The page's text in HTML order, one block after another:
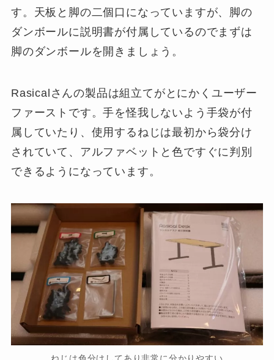
す。天板と脚の二個口になっていますが、脚の
ダンボールに説明書が付属しているのでまずは
脚のダンボールを開きましょう。
Rasicalさんの製品は組立てがとにかくユーザー
ファーストです。手を怪我しないよう手袋が付
属していたり、使用するねじは最初から袋分け
されていて、アルファベットと色ですぐに判別
できるようになっています。
ねじは色分けしてあり非常に分かりやすい